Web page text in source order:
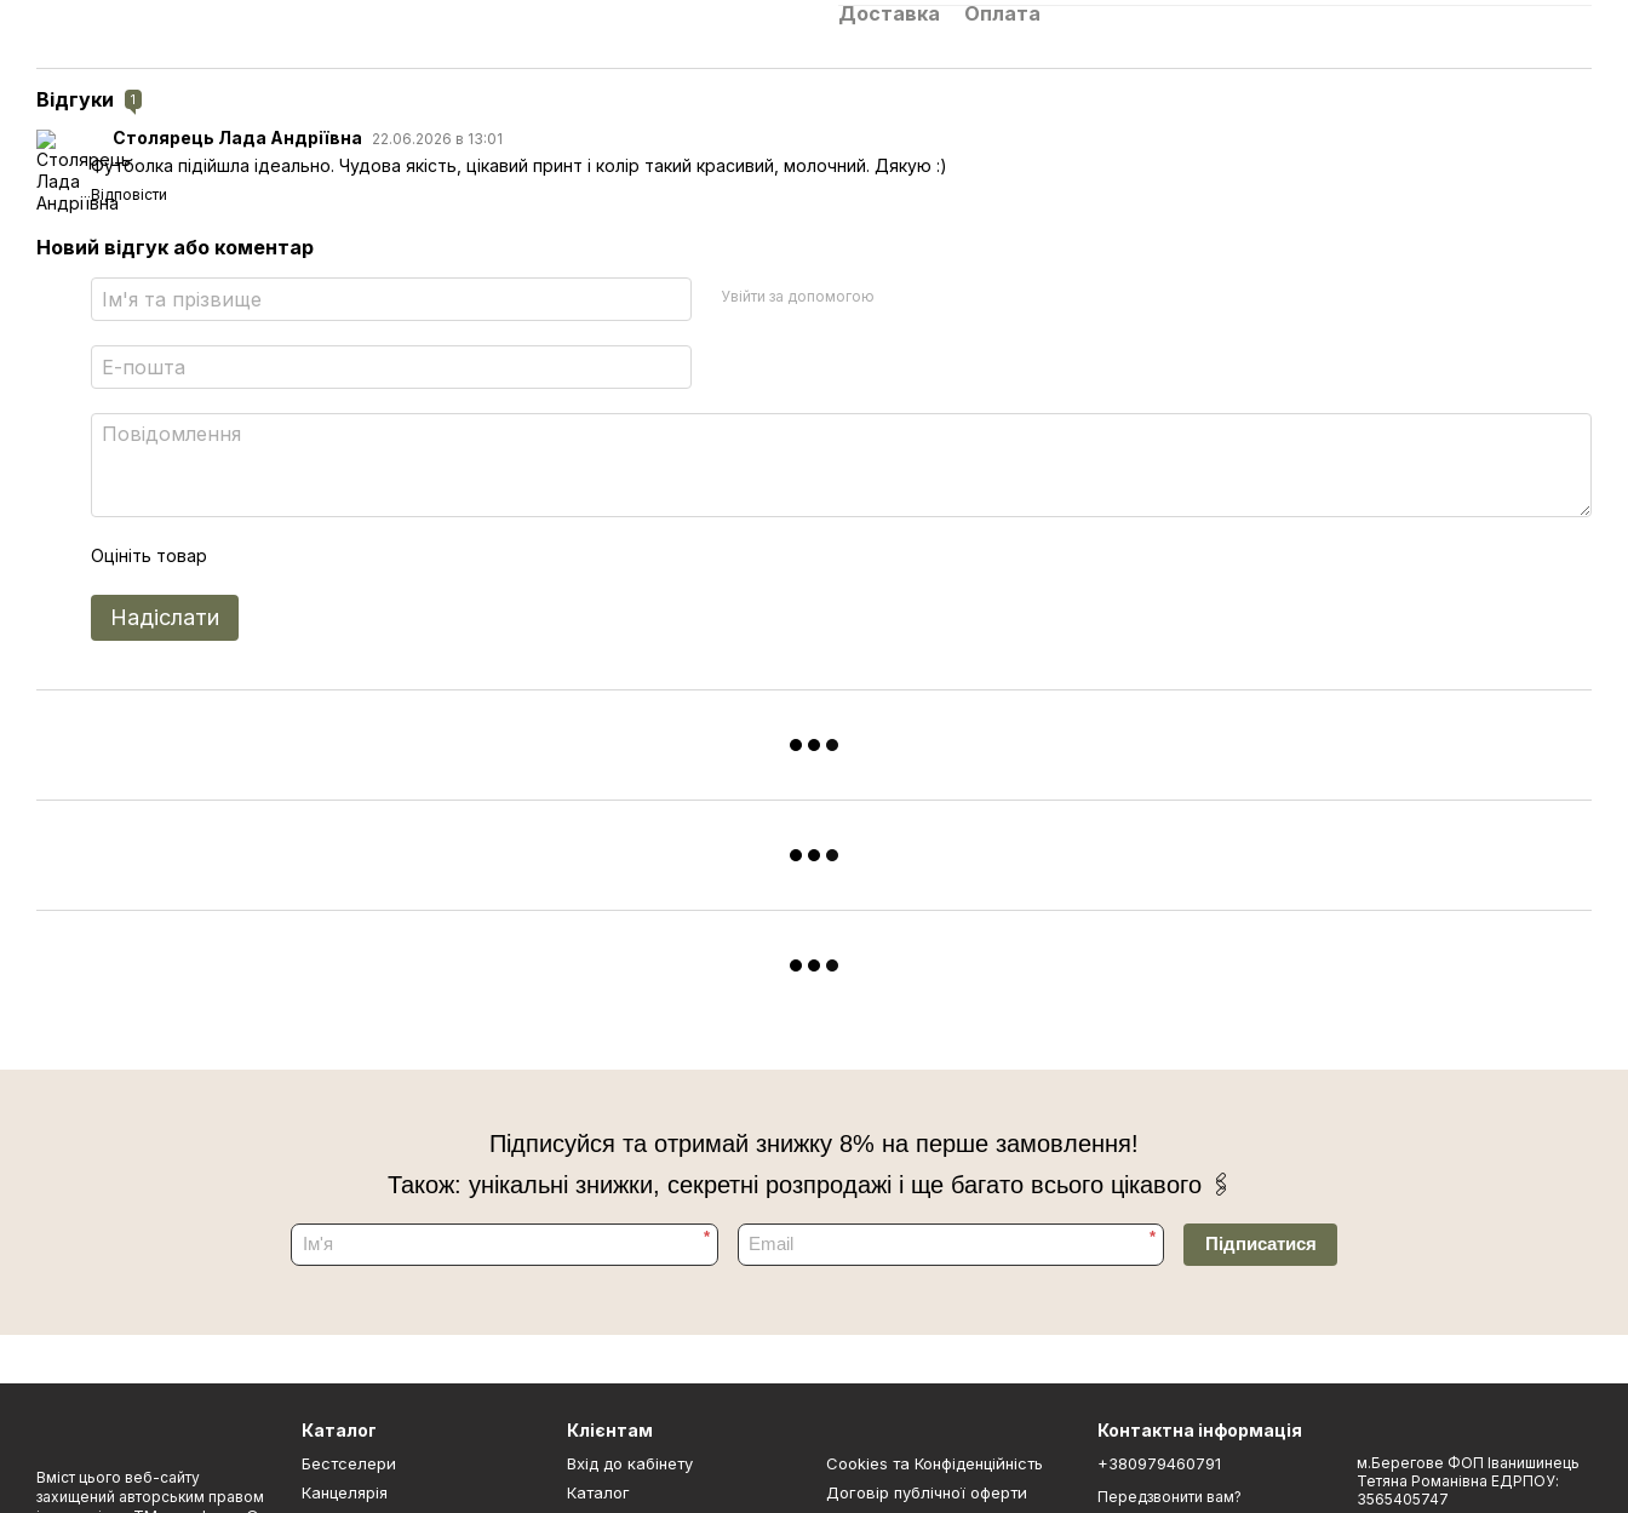
Доставка Оплата
Відгуки 1
Столярець Лада Андріївна 22.06.2026 в 13:01
Футболка підійшла ідеально. Чудова якість, цікавий принт і колір такий красивий, молочний. Дякую :)
Відповісти
Новий відгук або коментар
Увійти за допомогою
Оцініть товар
Надіслати
Підписуйся та отримай знижку 8% на перше замовлення!
Також: унікальні знижки, секретні розпродажі і ще багато всього цікавого 🖇
* * Підписатися
Вміст цього веб-сайту
захищений авторським правом
Каталог
Бестселери
Канцелярія
Клієнтам
Вхід до кабінету
Каталог
Cookies та Конфіденційність
Договір публічної оферти
Контактна інформація
+380979460791
Передзвонити вам?
м.Берегове ФОП Іванишинець
Тетяна Романівна ЕДРПОУ:
3565405747